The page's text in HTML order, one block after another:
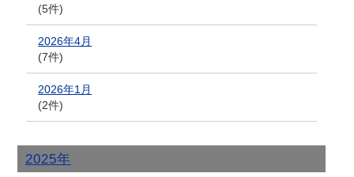
(5件)
2026年4月
(7件)
2026年1月
(2件)
2025年